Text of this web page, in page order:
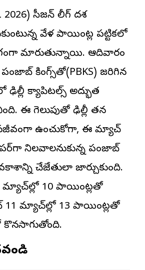
2026) సీజన్ లీగ్ దశ
వేళ పాయింట్ల పట్టికలో
మారుతున్నాయి. ఆదివారం
పంజాబ్ కింగ్స్‌తో(PBKS) జరిగిన
క్యాపిటల్స్ అద్భుత
ఈ గెలుపుతో ఢిల్లీ తన
సజీవంగా ఉంచుకోగా, ఈ మ్యాచ్
నిలవాలనుకున్న పంజాబ్
చేజేతులా జార్చుకుంది.
మ్యాచ్‌ల్లో 10 పాయింట్లతో
మ్యాచ్‌ల్లో 13 పాయింట్లతో
కొనసాగుతోంది.